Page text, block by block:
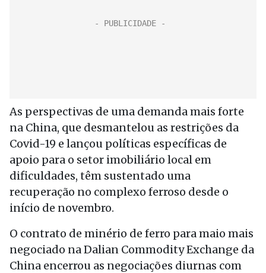
As perspectivas de uma demanda mais forte
na China, que desmantelou as restrições da
Covid-19 e lançou políticas específicas de
apoio para o setor imobiliário local em
dificuldades, têm sustentado uma
recuperação no complexo ferroso desde o
início de novembro.
O contrato de minério de ferro para maio mais
negociado na Dalian Commodity Exchange da
China encerrou as negociações diurnas com